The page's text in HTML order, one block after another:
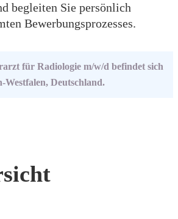
begleiten Sie persönlich
Bewerbungsprozesses.
für Radiologie m/w/d befindet sich
Westfalen, Deutschland.